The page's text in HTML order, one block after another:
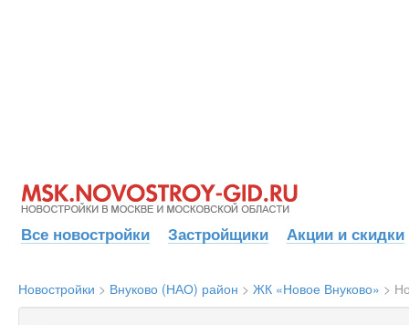
Все новостройки Застройщики Акции и скидки
Новостройки > Внуково (НАО) район > ЖК «Новое Внуково» >